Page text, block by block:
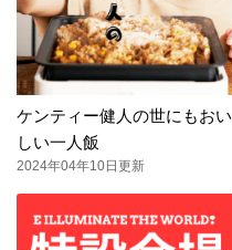
ケンティー健人の世にもおい
しい一人飯
2024年04年10日更新